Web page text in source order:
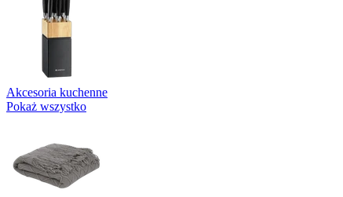
Akcesoria kuchenne
Pokaż wszystko